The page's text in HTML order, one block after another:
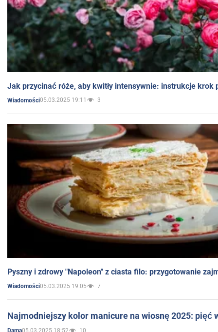
Jak przycinać róże, aby kwitły intensywnie: instrukcje krok
Wiadomości05.03.2025 19:11 3
Pyszny i zdrowy "Napoleon" z ciasta filo: przygotowanie
Wiadomości05.03.2025 19:05 7
Najmodniejszy kolor manicure na wiosnę 2025: pięć
Dama05.03.2025 18:52 10